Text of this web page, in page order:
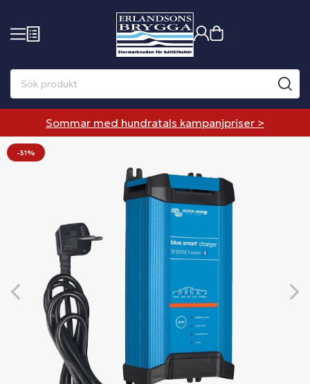
Sommar med hundratals kampanjpriser >
-31%